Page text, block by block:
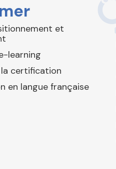
et
learning
certification
en langue française